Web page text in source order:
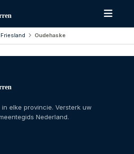
Friesland Oudehaske
elke provincie. Versterk uw
Nederland.